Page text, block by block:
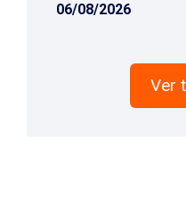
06/08/2026
Ver